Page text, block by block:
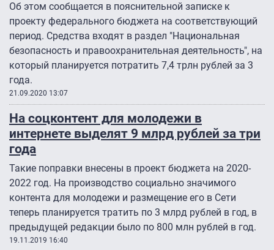
Об этом сообщается в пояснительной записке к
проекту федерального бюджета на соответствующий
период. Средства входят в раздел "Национальная
безопасность и правоохранительная деятельность", на
который планируется потратить 7,4 трлн рублей за 3
года.
21.09.2020 13:07
На соцконтент для молодежи в
интернете выделят 9 млрд рублей за три
года
Такие поправки внесены в проект бюджета на 2020-
2022 год. На производство социально значимого
контента для молодежи и размещение его в Сети
теперь планируется тратить по 3 млрд рублей в год, в
предыдущей редакции было по 800 млн рублей в год.
19.11.2019 16:40